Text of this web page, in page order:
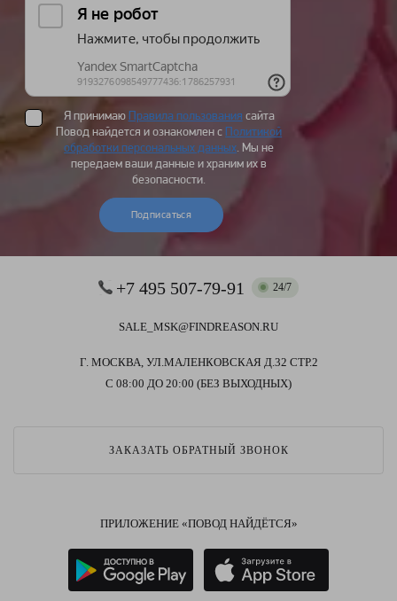
Я принимаю Правила пользования сайта
Повод найдется и ознакомлен с Политикой
обработки персональных данных. Мы не
передаем ваши данные и храним их в
безопасности.
Подписаться
+7 495 507-79-91 24/7
SALE_MSK@FINDREASON.RU
Г. МОСКВА, УЛ.МАЛЕНКОВСКАЯ Д.32 СТР.2
С 08:00 ДО 20:00 (БЕЗ ВЫХОДНЫХ)
ЗАКАЗАТЬ ОБРАТНЫЙ ЗВОНОК
ПРИЛОЖЕНИЕ «ПОВОД НАЙДЁТСЯ»